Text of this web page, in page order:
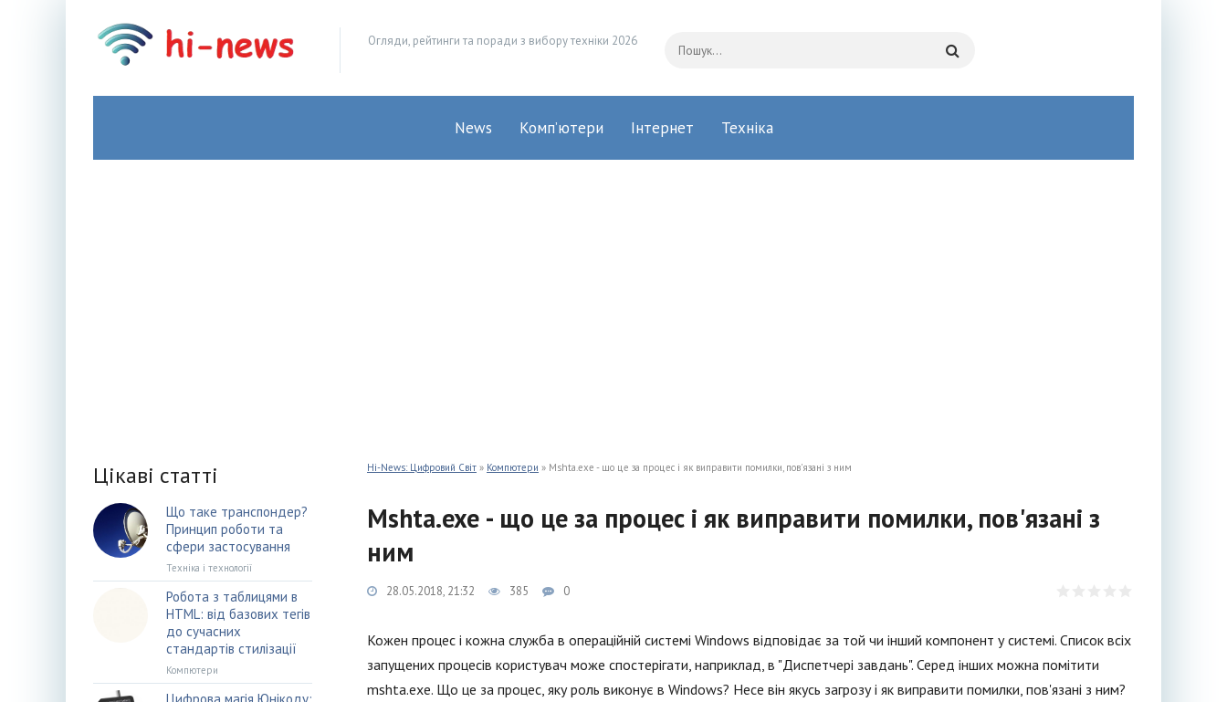
Огляди, рейтинги та поради з вибору техніки 2026
News Комп’ютери Інтернет Техніка
Hi-News: Цифровий Світ » Компютери » Mshta.exe - що це за процес і як виправити помилки, пов'язані з ним
Mshta.exe - що це за процес і як виправити помилки, пов'язані з
ним
28.05.2018, 21:32 385 0
Кожен процес і кожна служба в операційній системі Windows відповідає за той чи інший компонент у системі. Список всіх
запущених процесів користувач може спостерігати, наприклад, в "Диспетчері завдань". Серед інших можна помітити
mshta.exe. Що це за процес, яку роль виконує в Windows? Несе він якусь загрозу і як виправити помилки, пов'язані з ним?
Цікаві статті
Що таке транспондер?
Принцип роботи та
сфери застосування
Техніка і технології
Робота з таблицями в
HTML: від базових тегів
до сучасних
стандартів стилізації
Компютери